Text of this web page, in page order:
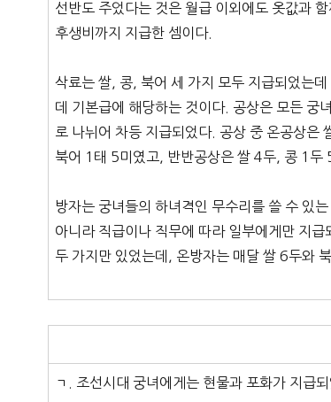
선반도 주었다는 것은 월급 이외에도 옷값과
후생비까지 지급한 셈이다.
삭료는 쌀, 콩, 북어 세 가지 모두 지급되었는
데 기본급에 해당하는 것이다. 공상은 모든 궁
로 나뉘어 차등 지급되었다. 공상 중 온공상
북어 1태 5미였고, 반반공상은 쌀 4두, 콩 1두
방자는 궁녀들의 하녀격인 무수리를 쓸 수 있
아니라 직급이나 직무에 따라 일부에게만 지
두 가지만 있었는데, 온방자는 매달 쌀 6두와
ㄱ. 조선시대 궁녀에게는 현물과 포화가 지급되